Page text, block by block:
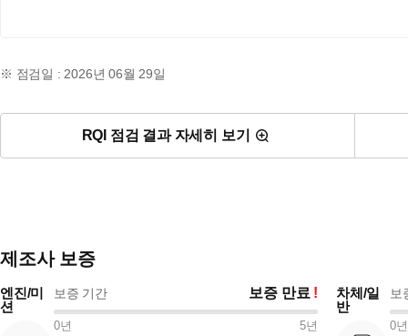
※ 점검일 : 2026년 06월 29일
RQI 점검 결과 자세히 보기
제조사 보증
엔진/미
션
보증 기간 보증 만료
0년 5년
차체/일
반
보
0년